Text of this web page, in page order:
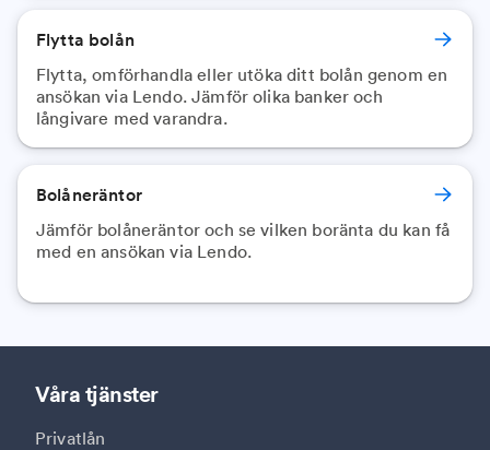
Flytta bolån
Flytta, omförhandla eller utöka ditt bolån genom en
ansökan via Lendo. Jämför olika banker och
långivare med varandra.
Bolåneräntor
Jämför bolåneräntor och se vilken boränta du kan få
med en ansökan via Lendo.
Våra tjänster
Privatlån